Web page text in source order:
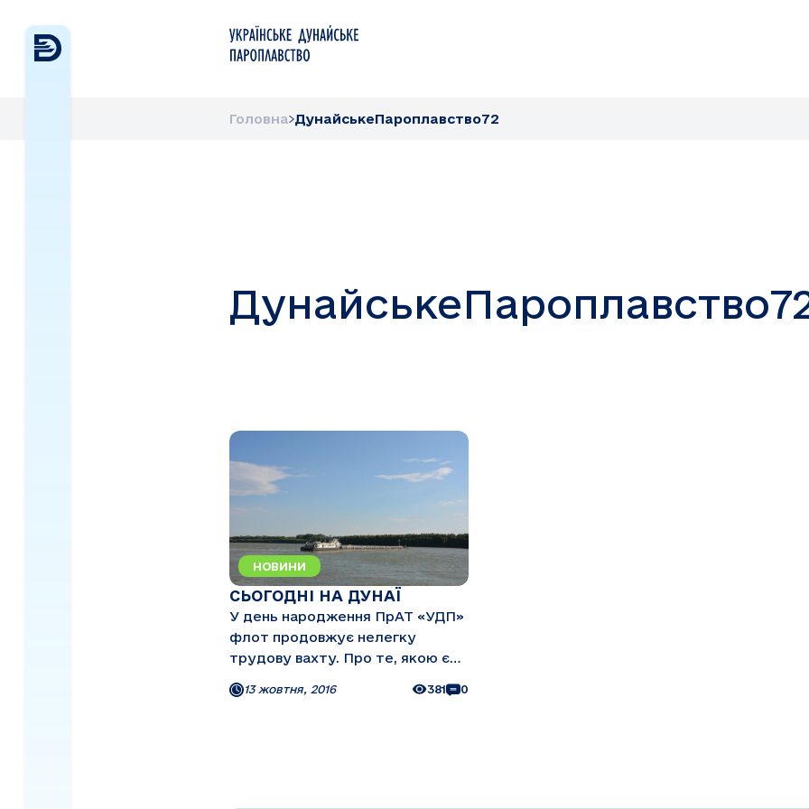
Головна ДунайськеПароплавство72
НОВИНИ
СЬОГОДНІ НА ДУНАЇ
У день народження ПрАТ «УДП»
флот продовжує нелегку
трудову вахту. Про те, якою є
ситуація в пароплавстві на
даний момент, розповідає
13 жовтня, 2016 381 0